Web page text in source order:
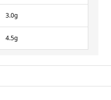
3.0g
4.5g